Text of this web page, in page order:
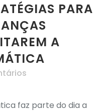
PARA
A
faz parte do dia a